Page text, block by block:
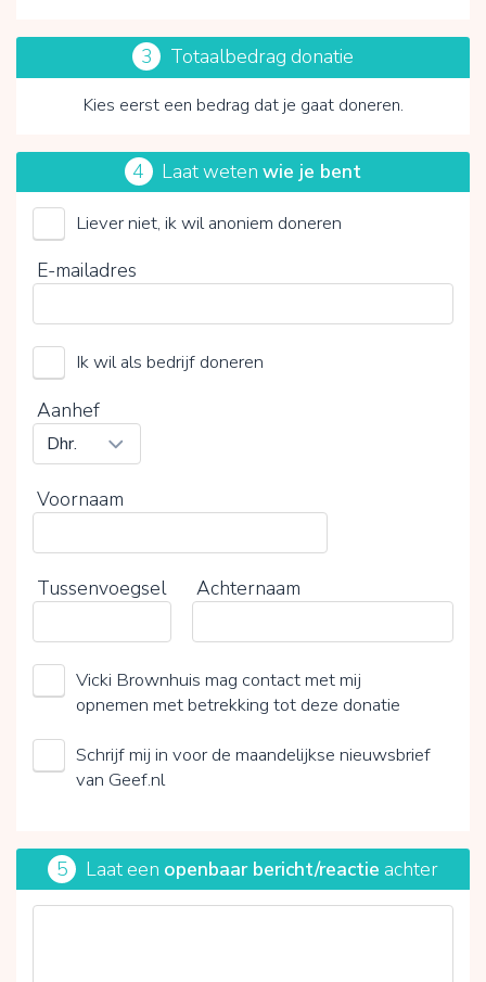
3 Totaalbedrag donatie
Kies eerst een bedrag dat je gaat doneren.
Vicki Brownhuis
4 Laat wetenwie je bent
Liever niet, ik wil anoniem doneren
E-mailadres
Ik wil als bedrijf doneren
Aanhef
Voornaam
Tussenvoegsel Achternaam
Vicki Brownhuis mag contact met mij
opnemen met betrekking tot deze donatie
Schrijf mij in voor de maandelijkse nieuwsbrief
van Geef.nl
5 Laat een openbaar bericht/reactie achter